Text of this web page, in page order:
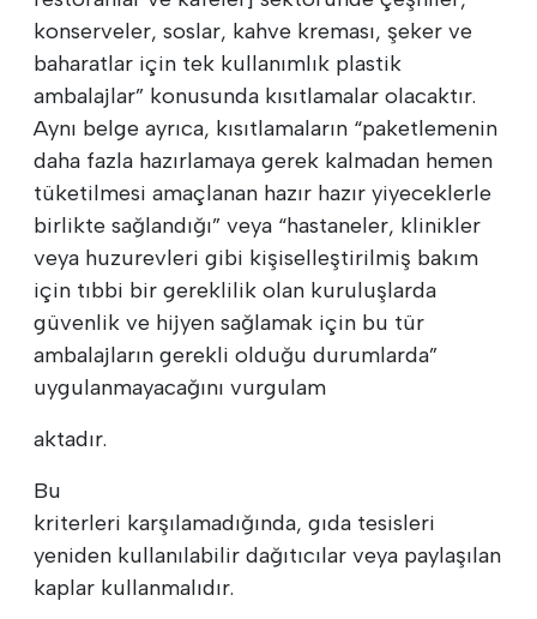
konserveler, soslar, kahve kreması, şeker ve
baharatlar için tek kullanımlık plastik
ambalajlar” konusunda kısıtlamalar olacaktır.
Aynı belge ayrıca, kısıtlamaların “paketlemenin
daha fazla hazırlamaya gerek kalmadan hemen
tüketilmesi amaçlanan hazır hazır yiyeceklerle
birlikte sağlandığı” veya “hastaneler, klinikler
veya huzurevleri gibi kişiselleştirilmiş bakım
için tıbbi bir gereklilik olan kuruluşlarda
güvenlik ve hijyen sağlamak için bu tür
ambalajların gerekli olduğu durumlarda”
uygulanmayacağını vurgulam
aktadır.
Bu
kriterleri karşılamadığında, gıda tesisleri
yeniden kullanılabilir dağıtıcılar veya paylaşılan
kaplar kullanmalıdır.